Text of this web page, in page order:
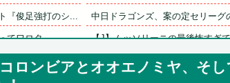
『俊足強打のシ...
てワロタ
まだ言ってるの？み...
中日ドラゴンズ、案の定セリーグ
【J】ムッソリーニの最後怖すぎ
シカ「全部喰った」 祭り中止
ロンビアとオオエノミヤ、そ